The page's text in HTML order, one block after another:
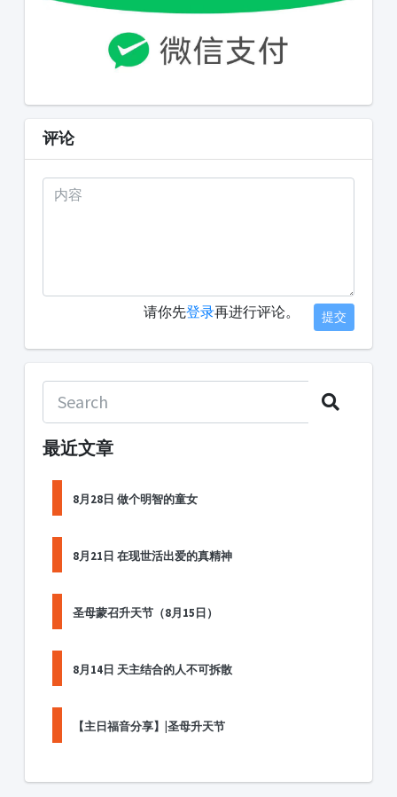
评论
请你先登录再进行评论。 提交
最近文章
8月28日 做个明智的童女
8月21日 在现世活出爱的真精神
圣母蒙召升天节（8月15日）
8月14日 天主结合的人不可拆散
【主日福音分享】|圣母升天节